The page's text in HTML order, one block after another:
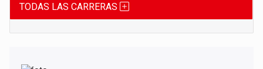
TODAS LAS CARRERAS